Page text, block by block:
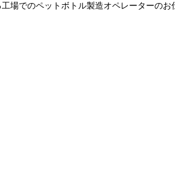
場でのペットボトル製造オペレーターの